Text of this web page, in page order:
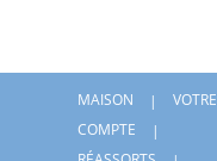
MAISON
VOTRE
COMPTE